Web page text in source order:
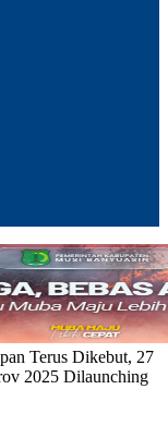
Terus Dikebut, 27
2025 Dilaunching